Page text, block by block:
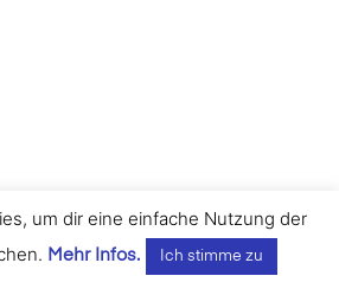
um dir eine einfache Nutzung der
Mehr Infos. Ich stimme zu